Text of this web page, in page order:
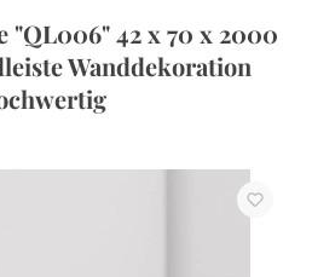
"QL006" 42 x 70 x 2000
Wanddekoration